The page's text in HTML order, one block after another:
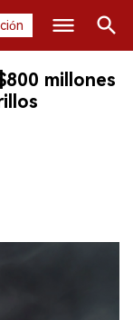
Buscar
millones